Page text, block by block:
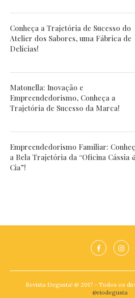
Conheça a Trajetória de Sucesso do
Atelier dos Sabores, uma Fábrica de
Delícias!
Matonella: Inovação e
Empreendedorismo, Conheça a
Trajetória de Sucesso da Marca!
Empreendedorismo Familiar:
a Bela Trajetória da “Oficina Cássia
Cia”!
Revista Degusta! @ 2017 - Todos os
@riodegusta